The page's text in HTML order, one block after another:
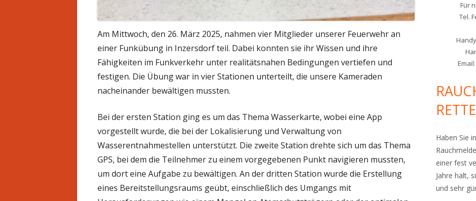
Am Mittwoch, den 26. März 2025, nahmen vier Mitglieder unserer Feuerwehr an
einer Funkübung in Inzersdorf teil. Dabei konnten sie ihr Wissen und ihre
Fähigkeiten im Funkverkehr unter realitätsnahen Bedingungen vertiefen und
festigen. Die Übung war in vier Stationen unterteilt, die unsere Kameraden
nacheinander bewältigen mussten.
Bei der ersten Station ging es um das Thema Wasserkarte, wobei eine App
vorgestellt wurde, die bei der Lokalisierung und Verwaltung von
Wasserentnahmestellen unterstützt. Die zweite Station drehte sich um das Thema
GPS, bei dem die Teilnehmer zu einem vorgegebenen Punkt navigieren mussten,
um dort eine Aufgabe zu bewältigen. An der dritten Station wurde die Erstellung
eines Bereitstellungsraums geübt, einschließlich des Umgangs mit
Für
Tel.
Haben Sie
einer fest
Jahre hält,
und sehr